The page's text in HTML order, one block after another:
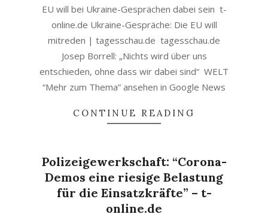
EU will bei Ukraine-Gesprächen dabei sein t-
online.de Ukraine-Gespräche: Die EU will
mitreden | tagesschau.de tagesschau.de
Josep Borrell: „Nichts wird über uns
entschieden, ohne dass wir dabei sind“ WELT
“Mehr zum Thema” ansehen in Google News
CONTINUE READING
Polizeigewerkschaft: “Corona-
Demos eine riesige Belastung
für die Einsatzkräfte” – t-
online.de